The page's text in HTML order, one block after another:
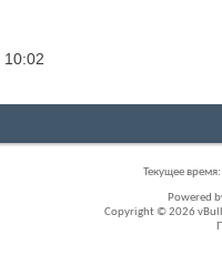
10:02
Текущее время:
Powered
Copyright © 2026